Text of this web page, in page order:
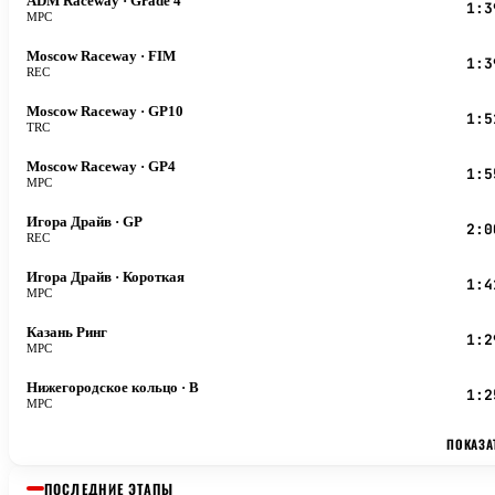
MPC
Moscow Raceway · FIM
REC
Moscow Raceway · GP10
TRC
Moscow Raceway · GP4
MPC
Игора Драйв · GP
REC
Игора Драйв · Короткая
MPC
Казань Ринг
MPC
Нижегородское кольцо · B
MPC
ПОСЛЕДНИЕ ЭТАПЫ